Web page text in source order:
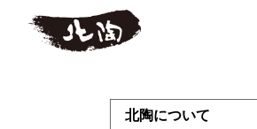
北陶について